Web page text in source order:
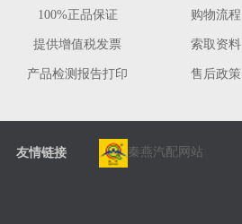
100%正品保证
提供增值税发票
产品检测报告打印
购物流程
索取资料
售后政策
友情链接 秦燕汽配网站